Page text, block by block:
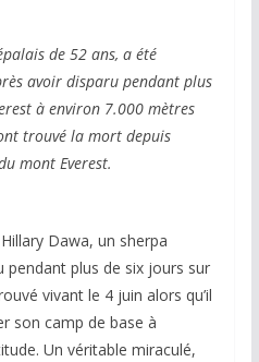
de 52 ans, a été
avoir disparu pendant plus
à environ 7.000 mètres
trouvé la mort depuis
mont Everest.
Dawa, un sherpa
pendant plus de six jours sur
vivant le 4 juin alors qu’il
son camp de base à
Un véritable miraculé,